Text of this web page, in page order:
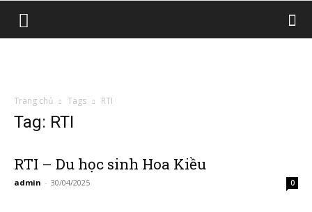
Trang chủ Tags RTI
Tag: RTI
RTI – Du học sinh Hoa Kiều
admin - 30/04/2025 0